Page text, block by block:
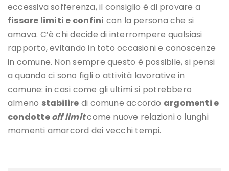
eccessiva sofferenza, il consiglio è di provare a
fissare limiti e confini con la persona che si
amava. C’è chi decide di interrompere qualsiasi
rapporto, evitando in toto occasioni e conoscenze
in comune. Non sempre questo è possibile, si pensi
a quando ci sono figli o attività lavorative in
comune: in casi come gli ultimi si potrebbero
almeno stabilire di comune accordo argomenti e
condotteoff limitcome nuove relazioni o lunghi
momenti amarcord dei vecchi tempi.